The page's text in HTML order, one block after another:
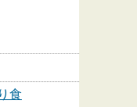
食